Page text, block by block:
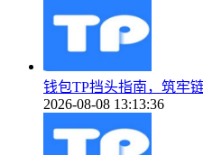
钱包TP挡头指南，筑牢
2026-08-08 13:13:36